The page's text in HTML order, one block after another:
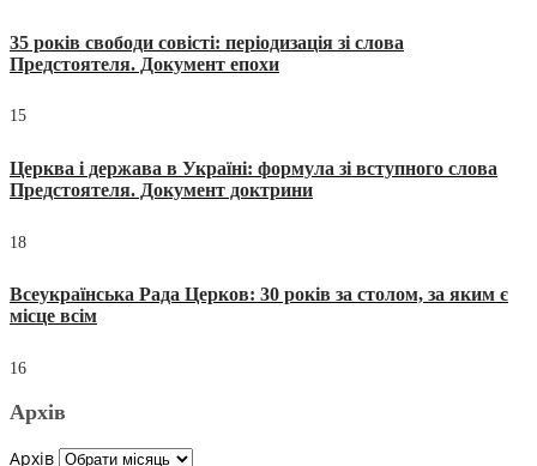
35 років свободи совісті: періодизація зі слова
Предстоятеля. Документ епохи
15
Церква і держава в Україні: формула зі вступного слова
Предстоятеля. Документ доктрини
18
Всеукраїнська Рада Церков: 30 років за столом, за яким є
місце всім
16
Архів
Архів